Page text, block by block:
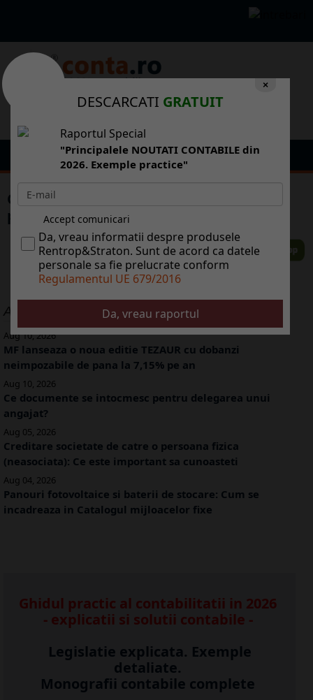
Consumul de energie va stagna, cel mai
probabil, n 2011
ALTE ARTICOLE
Aug 10, 2026
MF lanseaza o noua editie TEZAUR cu dobanzi
neimpozabile de pana la 7,15% pe an
Aug 10, 2026
Ce documente se intocmesc pentru delegarea unui
angajat?
Aug 05, 2026
Creditare societate de catre o persoana fizica
(neasociata): Ce este important sa cunoasteti
Aug 04, 2026
Panouri fotovoltaice si baterii de stocare: Cum se
incadreaza in Catalogul mijloacelor fixe
Ghidul practic al contabilitatii in 2026
- explicatii si solutii contabile -
Legislatie explicata. Exemple
detaliate.
Monografii contabile complete
×
DESCARCATI GRATUIT
Raportul Special
"Principalele NOUTATI CONTABILE din
2026. Exemple practice"
Accept comunicari
Da, vreau informatii despre produsele
Rentrop&Straton. Sunt de acord ca datele
personale sa fie prelucrate conform
Regulamentul UE 679/2016